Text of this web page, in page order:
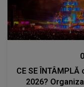
CE SE
2026?